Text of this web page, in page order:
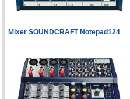
Mixer SOUNDCRAFT Notepad124